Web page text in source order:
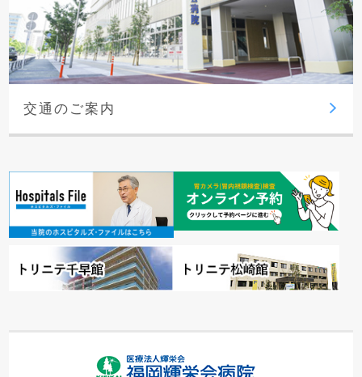
交通のご案内